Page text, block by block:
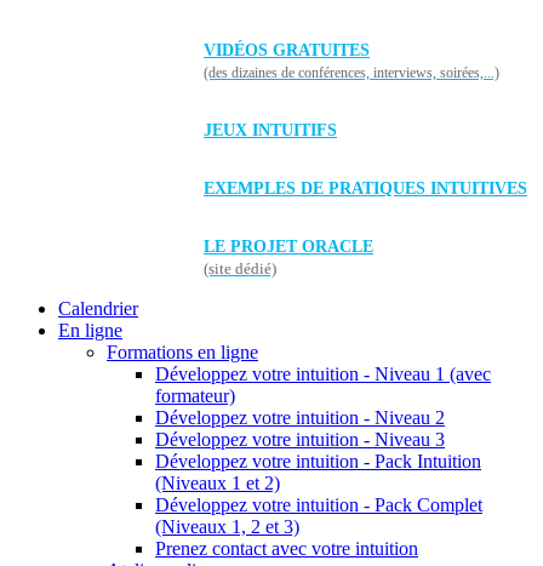
VIDÉOS GRATUITES
(des dizaines de conférences, interviews, soirées,...)
JEUX INTUITIFS
EXEMPLES DE PRATIQUES INTUITIVES
LE PROJET ORACLE
(site dédié)
Calendrier
En ligne
Formations en ligne
Développez votre intuition - Niveau 1 (avec
formateur)
Développez votre intuition - Niveau 2
Développez votre intuition - Niveau 3
Développez votre intuition - Pack Intuition
(Niveaux 1 et 2)
Développez votre intuition - Pack Complet
(Niveaux 1, 2 et 3)
Prenez contact avec votre intuition